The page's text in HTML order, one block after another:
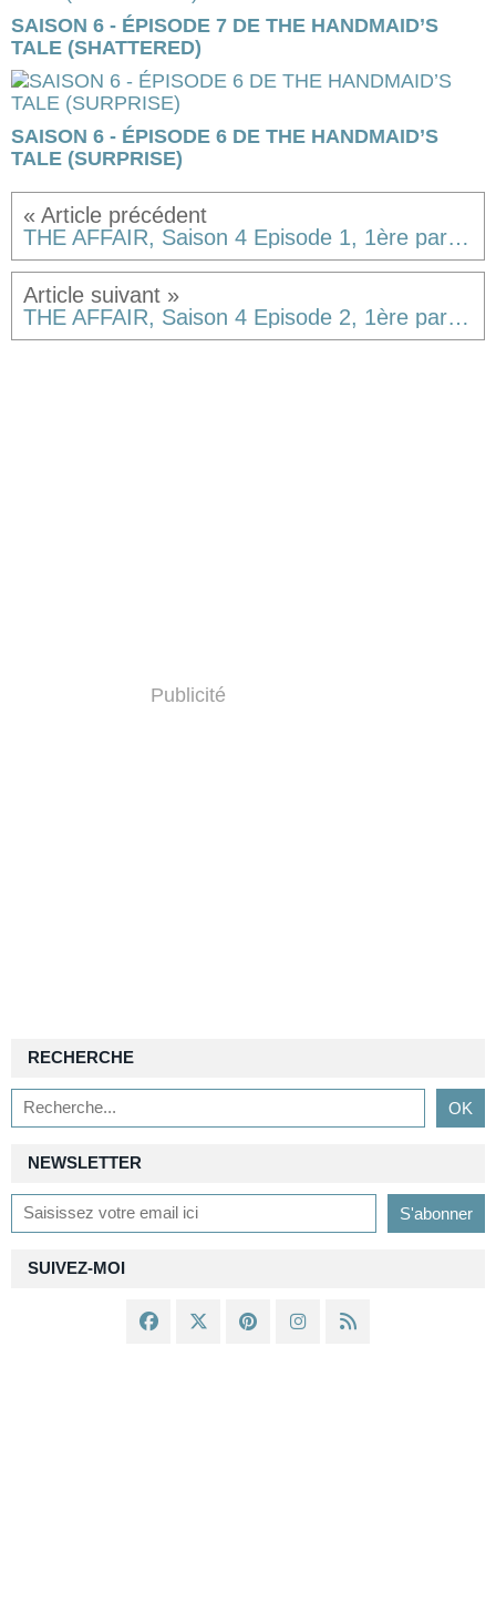
SAISON 6 - ÉPISODE 7 DE THE HANDMAID’S
TALE (SHATTERED)
SAISON 6 - ÉPISODE 6 DE THE HANDMAID’S
TALE (SURPRISE)
THE AFFAIR, Saison 4 Episode 1, 1ère partie [résumé]
THE AFFAIR, Saison 4 Episode 2, 1ère partie [résumé]
Publicité
NEWSLETTER
SUIVEZ-MOI
RECHERCHE